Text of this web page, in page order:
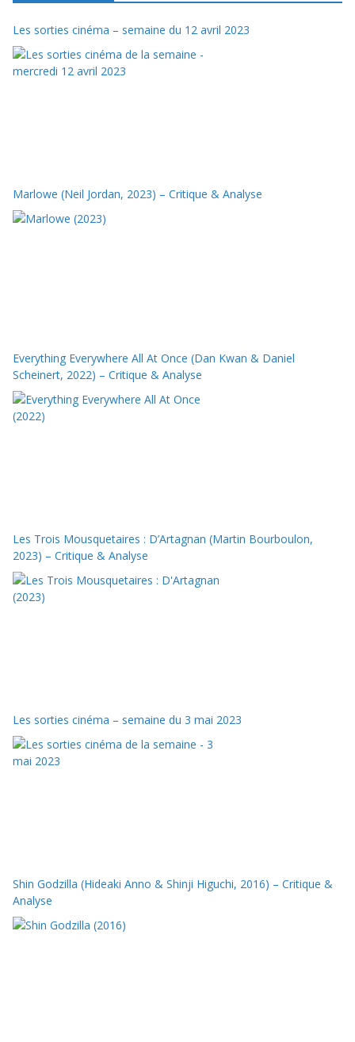
Les sorties cinéma – semaine du 12 avril 2023
Marlowe (Neil Jordan, 2023) – Critique & Analyse
Everything Everywhere All At Once (Dan Kwan & Daniel
Scheinert, 2022) – Critique & Analyse
Les Trois Mousquetaires : D’Artagnan (Martin Bourboulon,
2023) – Critique & Analyse
Les sorties cinéma – semaine du 3 mai 2023
Shin Godzilla (Hideaki Anno & Shinji Higuchi, 2016) – Critique &
Analyse